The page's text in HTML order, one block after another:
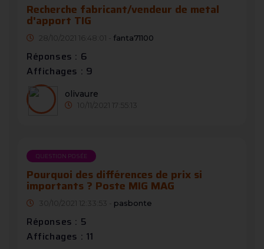
Recherche fabricant/vendeur de metal
d'apport TIG
28/10/2021 16:48:01 - fanta71100
Réponses : 6
Affichages : 9
olivaure
10/11/2021 17:55:13
QUESTION POSÉE
Pourquoi des différences de prix si
importants ? Poste MIG MAG
30/10/2021 12:33:53 - pasbonte
Réponses : 5
Affichages : 11